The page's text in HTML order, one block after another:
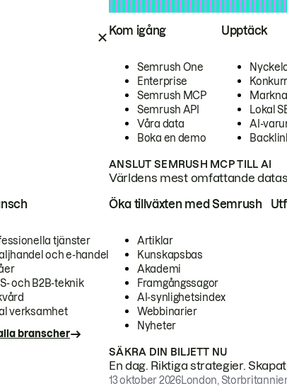
Kom igång
Semrush One
Enterprise
Semrush MCP
Semrush API
Våra data
Boka en demo
Upptäck
Lokal
AI-
ANSLUT SEMRUSH MCP TILL AI
Världens mest omfattande
tjänster
och e-handel
och B2B-teknik
verksamhet
branscher
Öka tillväxten med Semrush
Artiklar
Kunskapsbas
Akademi
Framgångssagor
AI-synlighetsindex
Webbinarier
Nyheter
SÄKRA DIN BILJETT NU
En dag. Riktiga strategier.
13 oktober 2026London,